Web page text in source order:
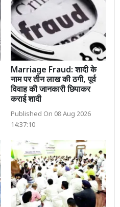
Marriage Fraud: शादी के
नाम पर तीन लाख की ठगी, पूर्व
विवाह की जानकारी छिपाकर
कराई शादी
Published On 08 Aug 2026
14:37:10